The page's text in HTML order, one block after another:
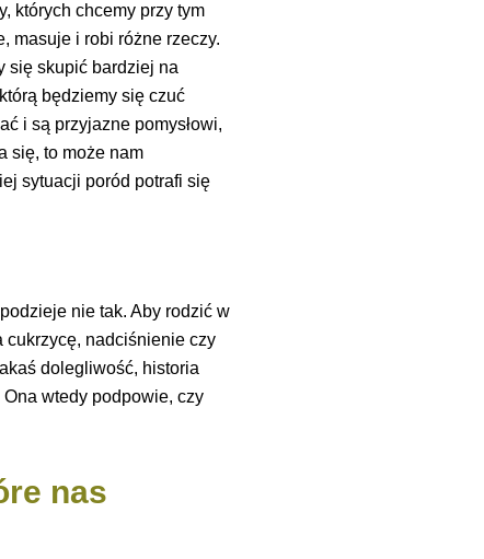
których chcemy przy tym
masuje i robi różne rzeczy.
się skupić bardziej na
będziemy się czuć
i są przyjazne pomysłowi,
się, to może nam
sytuacji poród potrafi się
nie tak. Aby rodzić w
cukrzycę, nadciśnienie czy
dolegliwość, historia
wtedy podpowie, czy
nas